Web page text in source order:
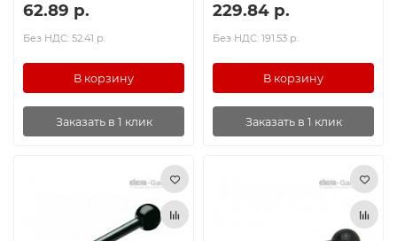
Магниты удерживающие
Конвейерные компоненты
Компоненты линейного движения
Алюминиевые профили
62.89 р.
Без НДС: 52.41 р.
В корзину
Заказать в 1 клик
229.84 р.
Без НДС: 191.53 р.
В корзину
Заказать в 1 клик